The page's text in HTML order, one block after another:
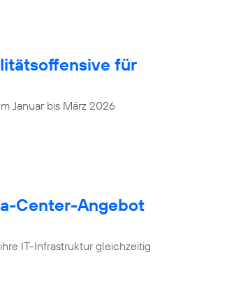
für
Januar bis März 2026
Center-Angebot
IT-Infrastruktur gleichzeitig